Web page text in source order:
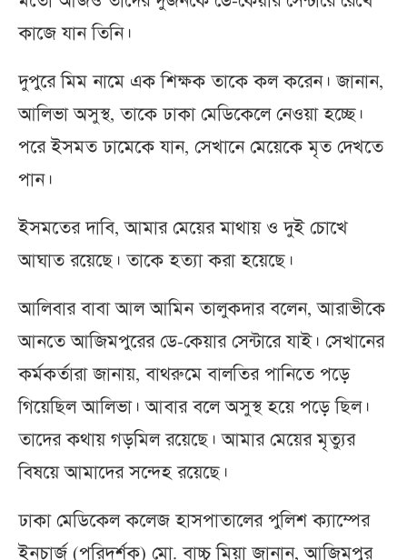
কাজে যান তিনি।
দুপুরে মিম নামে এক শিক্ষক তাকে কল করেন। জানান,
আলিভা অসুস্থ, তাকে ঢাকা মেডিকেলে নেওয়া হচ্ছে।
পরে ইসমত ঢামেকে যান, সেখানে মেয়েকে মৃত দেখতে
পান।
ইসমতের দাবি, আমার মেয়ের মাথায় ও দুই চোখে
আঘাত রয়েছে। তাকে হত্যা করা হয়েছে।
আলিবার বাবা আল আমিন তালুকদার বলেন, আরাভীকে
আনতে আজিমপুরের ডে-কেয়ার সেন্টারে যাই। সেখানের
কর্মকর্তারা জানায়, বাথরুমে বালতির পানিতে পড়ে
গিয়েছিল আলিভা। আবার বলে অসুস্থ হয়ে পড়ে ছিল।
তাদের কথায় গড়মিল রয়েছে। আমার মেয়ের মৃত্যুর
বিষয়ে আমাদের সন্দেহ রয়েছে।
ঢাকা মেডিকেল কলেজ হাসপাতালের পুলিশ ক্যাম্পের
ইনচার্জ (পরিদর্শক) মো. বাচ্চু মিয়া জানান, আজিমপুর